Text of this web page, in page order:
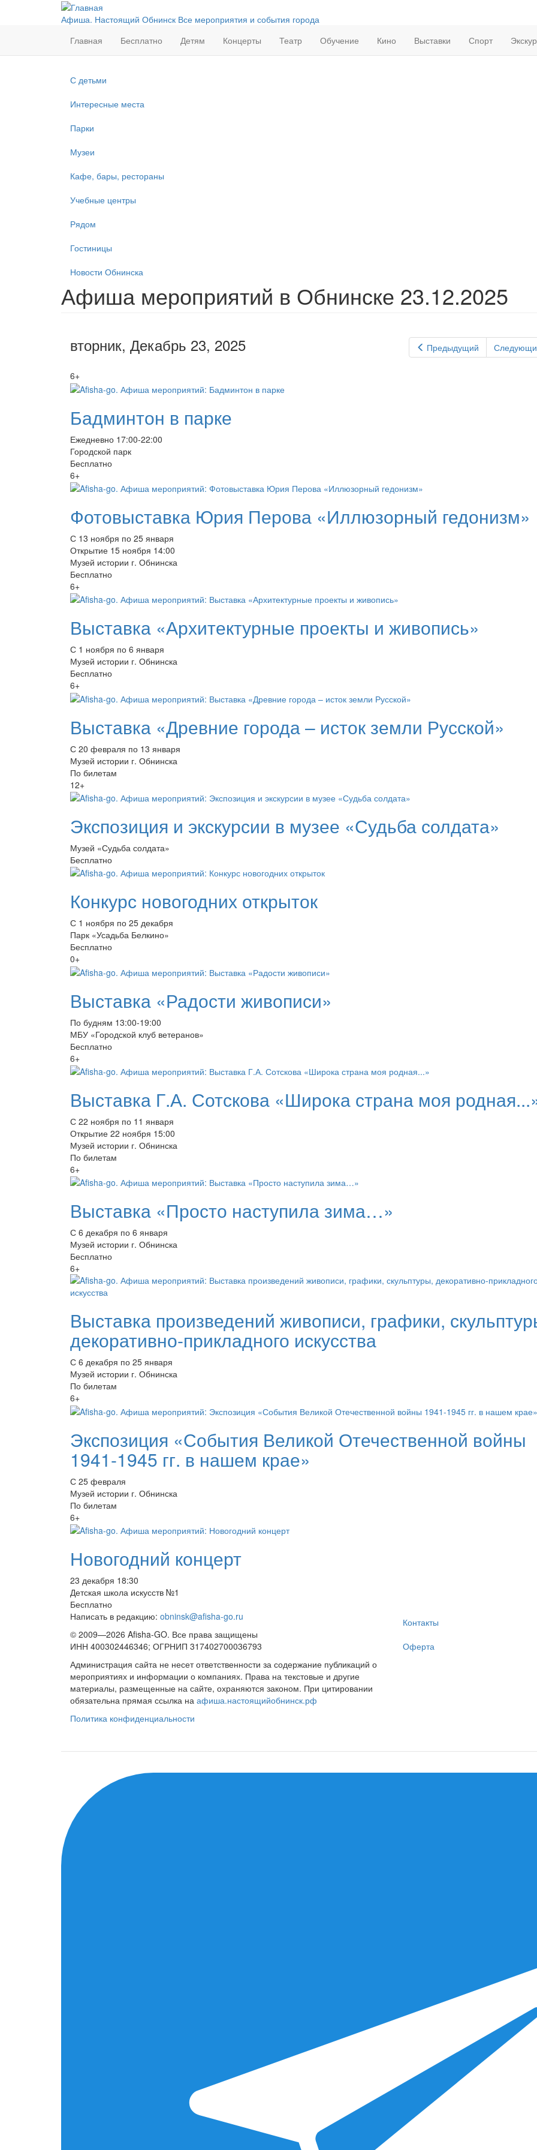
Афиша. Настоящий Обнинск Все мероприятия и события города
Главная
Бесплатно Детям Концерты Театр Обучение Кино Выставки Спорт
С детьми
Интересные места
Парки
Музеи
Кафе, бары, рестораны
Учебные центры
Рядом
Гостиницы
Новости Обнинска
Афиша мероприятий в Обнинске 23.12.2025
Предыдущий
вторник, Декабрь 23, 2025
6+
Бадминтон в парке
Ежедневно 17:00-22:00
Городской парк
Бесплатно
6+
Фотовыставка Юрия Перова «Иллюзорный гедонизм»
С 13 ноября по 25 января
Открытие 15 ноября 14:00
Музей истории г. Обнинска
Бесплатно
6+
Выставка «Архитектурные проекты и живопись»
С 1 ноября по 6 января
Музей истории г. Обнинска
Бесплатно
6+
Выставка «Древние города – исток земли Русской»
С 20 февраля по 13 января
Музей истории г. Обнинска
По билетам
12+
Экспозиция и экскурсии в музее «Судьба солдата»
Музей «Судьба солдата»
Бесплатно
Конкурс новогодних открыток
С 1 ноября по 25 декабря
Парк «Усадьба Белкино»
Бесплатно
0+
Выставка «Радости живописи»
По будням 13:00-19:00
МБУ «Городской клуб ветеранов»
Бесплатно
6+
Выставка Г.А. Сотскова «Широка страна моя
С 22 ноября по 11 января
Открытие 22 ноября 15:00
Музей истории г. Обнинска
По билетам
6+
Выставка «Просто наступила зима…»
С 6 декабря по 6 января
Музей истории г. Обнинска
Бесплатно
6+
Выставка произведений живописи, графики,
декоративно-прикладного искусства
С 6 декабря по 25 января
Музей истории г. Обнинска
По билетам
6+
Экспозиция «События Великой Отечественной войны
1941-1945 гг. в нашем крае»
С 25 февраля
Музей истории г. Обнинска
По билетам
6+
Новогодний концерт
23 декабря 18:30
Детская школа искусств №1
Бесплатно
Написать в редакцию: obninsk@afisha-go.ru
© 2009—2026 Afisha-GO. Все права защищены
ИНН 400302446346; ОГРНИП 317402700036793
Администрация сайта не несет ответственности за содержание публикаций о
мероприятиях и информации о компаниях. Права на текстовые и другие
материалы, размещенные на сайте, охраняются законом. При цитировании
обязательна прямая ссылка на афиша.настоящийобнинск.рф
Политика конфиденциальности
Контакты
Оферта